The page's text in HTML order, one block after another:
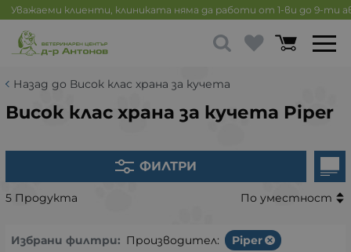
Уважаеми клиенти, клиниката няма да работи от 1-ви до 9-ти
Назад до Висок клас храна за кучета
Висок клас храна за кучета Piper
ФИЛТРИ
5 Продукта По уместност
Избрани филтри: Производител: Piper